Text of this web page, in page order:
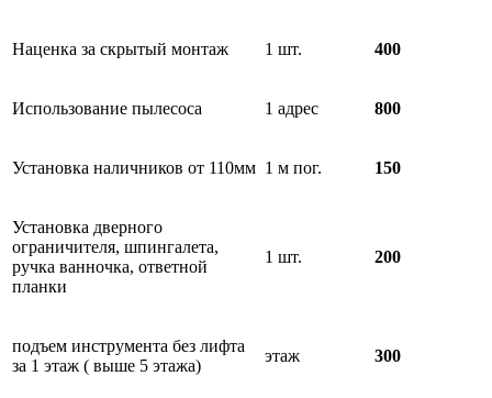
Наценка за скрытый монтаж 1 шт. 400
Использование пылесоса 1 адрес 800
Установка наличников от 110мм 1 м пог. 150
Установка дверного
ограничителя, шпингалета,
ручка ванночка, ответной
планки
1 шт. 200
подъем инструмента без лифта
за 1 этаж ( выше 5 этажа)
этаж 300